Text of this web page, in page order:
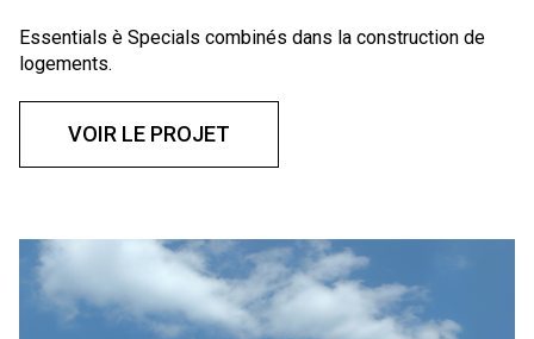
Essentials è Specials combinés dans la construction de
logements.
VOIR LE PROJET